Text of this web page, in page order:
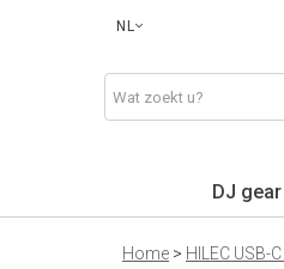
NL
DJ gear
Home > HILEC USB-